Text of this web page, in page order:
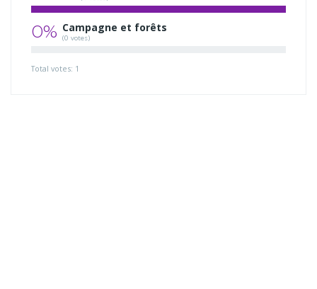
0% Campagne et forêts
(0 votes)
Total votes: 1